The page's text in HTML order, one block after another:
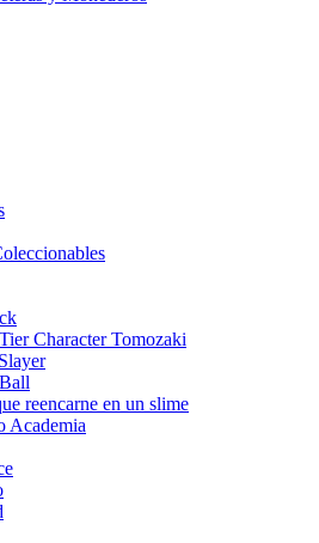
Character Tomozaki
reencarne en un slime
Academia